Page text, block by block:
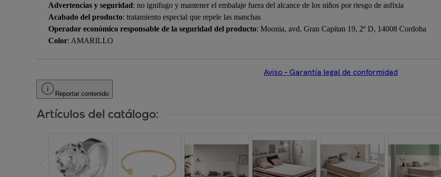
Advertencias y seguridad: no ignifugo y mantener el embalaje fuera del alcance de los niños por riesgo de asfixia
Acabado del producto: tratamiento especial que repele las manchas
Operador económico responsable de la seguridad del producto: Moonia, avd. Gran Capitan 19, 2º D, 14008 Cordoba
Color: AMARILLO
Aviso – Garantía legal de conformidad
Reportar contenido
Artículos del catálogo: